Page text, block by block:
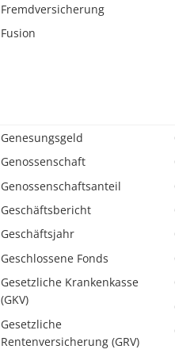
Fremdversicherung
Fusion
Genesungsgeld
Genossenschaft
Genossenschaftsanteil
Geschäftsbericht
Geschäftsjahr
Geschlossene Fonds
Gesetzliche Krankenkasse
(GKV)
Gesetzliche
Rentenversicherung (GRV)